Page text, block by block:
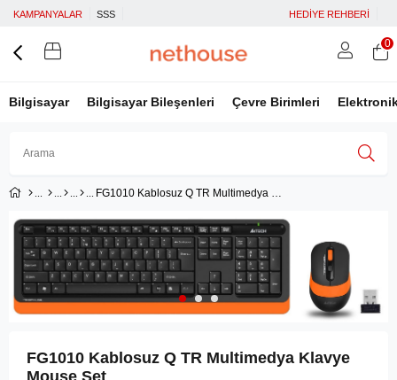
KAMPANYALAR SSS HEDİYE REHBERİ
Bilgisayar Bilgisayar Bileşenleri Çevre Birimleri
Facebook İle Bağlan
Google İle Bağlan
0
FG1010 Kablosuz Q TR Multimedya Klavye Mouse Set
FG1010 Kablosuz Q TR Multimedya Klavye